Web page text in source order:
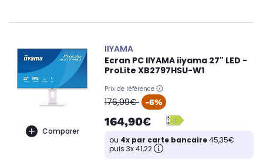
Comparer
IIYAMA
Ecran PC IIYAMA iiyama 27" LED -
ProLite XB2797HSU-W1
Prix de référence
oldPrice
176,99€ -6%
164,90€
ou 4x par carte bancaire45,35€
puis 3x 41,22